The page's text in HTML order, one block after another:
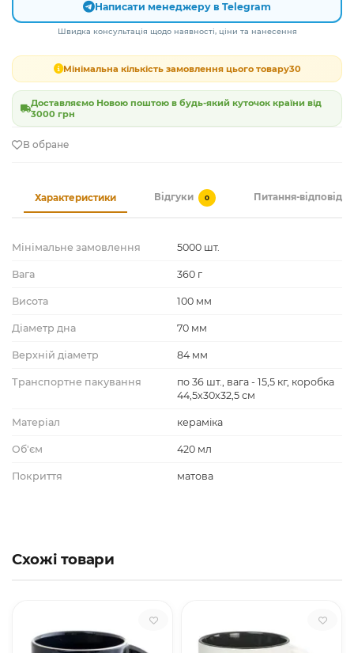
Написати менеджеру в Telegram
Швидка консультація щодо наявності, ціни та нанесення
Мінімальна кількість замовлення цього товару30
Доставляємо Новою поштою в будь-який куточок країни від
3000 грн
В обране
Характеристики Відгуки 0 Питання-відповідь
Мінімальне замовлення 5000 шт.
Вага 360 г
Висота 100 мм
Діаметр дна 70 мм
Верхній діаметр 84 мм
Транспортне пакування
по 36 шт., вага - 15,5 кг, коробка
44,5х30х32,5 см
Матеріал кераміка
Об'єм 420 мл
Покриття матова
Схожі товари